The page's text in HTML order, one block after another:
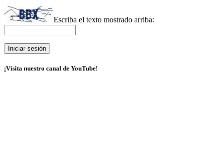
Escriba el texto mostrado arriba:
¡Visita nuestro canal de YouTube!